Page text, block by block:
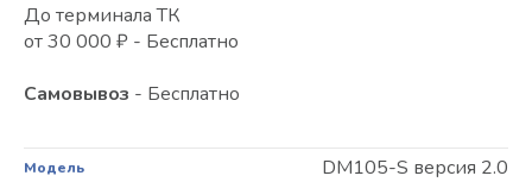
Модель DM105-S версия 2.0
До терминала ТК
от 30 000 ₽ - Бесплатно
Самовывоз - Бесплатно